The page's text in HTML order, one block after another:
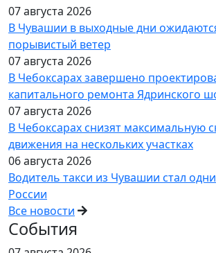
07 августа 2026
В Чувашии в выходные дни
порывистый ветер
07 августа 2026
В Чебоксарах завершено
капитального ремонта Ядринского
07 августа 2026
В Чебоксарах снизят максимальную
движения на нескольких участках
06 августа 2026
Водитель такси из Чувашии стал
России
Все новости
События